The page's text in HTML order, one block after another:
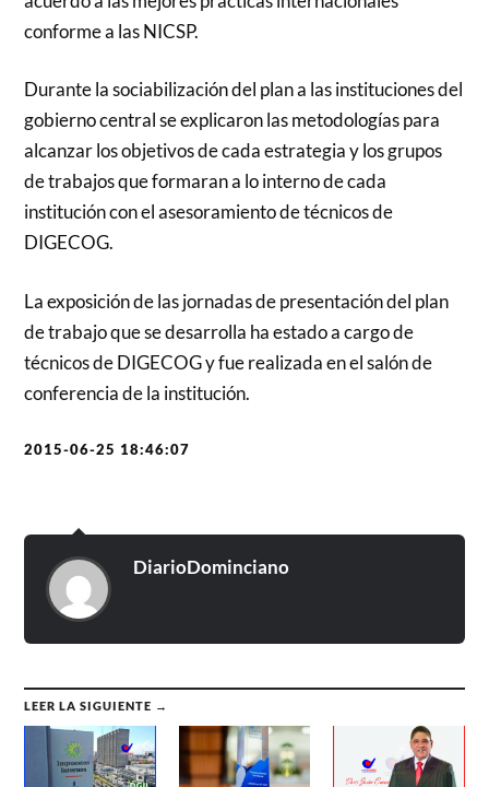
conforme a las NICSP.
Durante la sociabilización del plan a las instituciones del
gobierno central se explicaron las metodologías para
alcanzar los objetivos de cada estrategia y los grupos
de trabajos que formaran a lo interno de cada
institución con el asesoramiento de técnicos de
DIGECOG.
La exposición de las jornadas de presentación del plan
de trabajo que se desarrolla ha estado a cargo de
técnicos de DIGECOG y fue realizada en el salón de
conferencia de la institución.
2015-06-25 18:46:07
DiarioDominciano
LEER LA SIGUIENTE →